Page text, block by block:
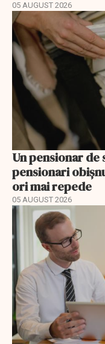
05 AUGUST 2026
Un pensionar de
pensionari
ori mai repede
05 AUGUST 2026